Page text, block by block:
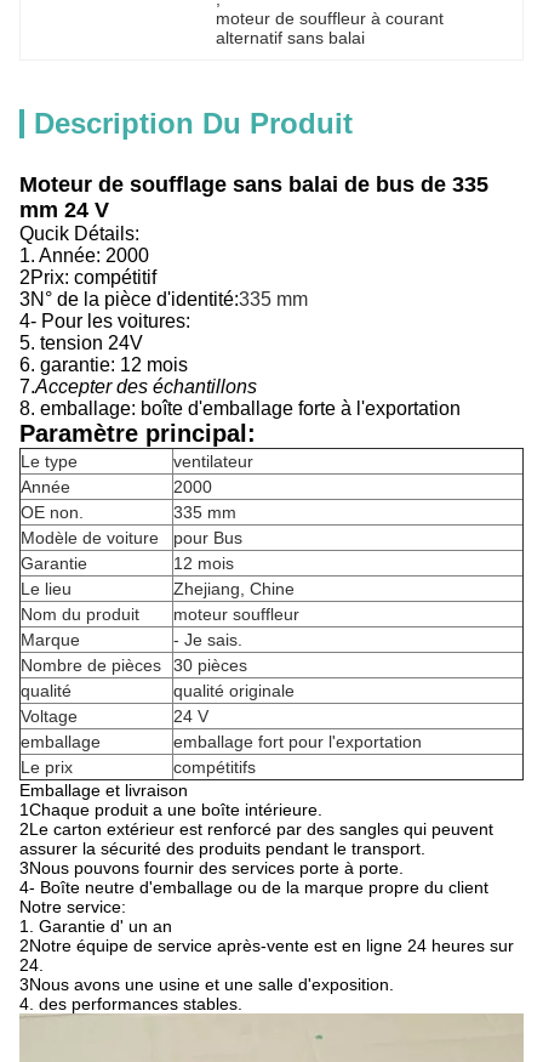
moteur de souffleur à courant
alternatif sans balai
Description Du Produit
Moteur de soufflage sans balai de bus de 335
mm 24 V
Qucik Détails:
1. Année: 2000
2Prix: compétitif
3N° de la pièce d'identité:335 mm
4- Pour les voitures:
5. tension 24V
6. garantie: 12 mois
7.Accepter des échantillons
8. emballage: boîte d'emballage forte à l'exportation
Paramètre principal:
Le type
ventilateur
Année
2000
OE non.
335 mm
Modèle de voiture
pour Bus
Garantie
12 mois
Le lieu
Zhejiang, Chine
Nom du produit
moteur souffleur
Marque
- Je sais.
Nombre de pièces
30 pièces
qualité
qualité originale
Voltage
24 V
emballage
emballage fort pour l'exportation
Le prix
compétitifs
Emballage et livraison
1Chaque produit a une boîte intérieure.
2Le carton extérieur est renforcé par des sangles qui peuvent
assurer la sécurité des produits pendant le transport.
3Nous pouvons fournir des services porte à porte.
4- Boîte neutre d'emballage ou de la marque propre du client
Notre service:
1. Garantie d' un an
2Notre équipe de service après-vente est en ligne 24 heures sur
24.
3Nous avons une usine et une salle d'exposition.
4. des performances stables.